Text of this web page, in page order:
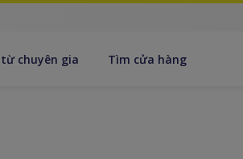
chuyên gia Tìm cửa hàng